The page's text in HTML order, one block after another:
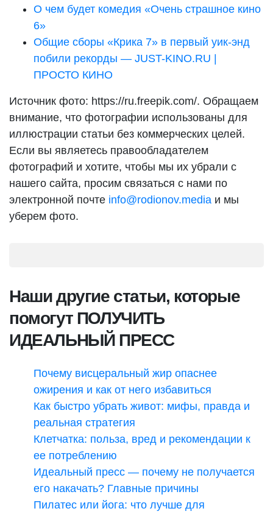
О чем будет комедия «Очень страшное кино
6»
Общие сборы «Крика 7» в первый уик-энд
побили рекорды — JUST-KINO.RU |
ПРОСТО КИНО
Источник фото: https://ru.freepik.com/. Обращаем
внимание, что фотографии использованы для
иллюстрации статьи без коммерческих целей.
Если вы являетесь правообладателем
фотографий и хотите, чтобы мы их убрали с
нашего сайта, просим связаться с нами по
электронной почте info@rodionov.media и мы
уберем фото.
Наши другие статьи, которые
помогут ПОЛУЧИТЬ
ИДЕАЛЬНЫЙ ПРЕСС
Почему висцеральный жир опаснее
ожирения и как от него избавиться
Как быстро убрать живот: мифы, правда и
реальная стратегия
Клетчатка: польза, вред и рекомендации к
ее потреблению
Идеальный пресс — почему не получается
его накачать? Главные причины
Пилатес или йога: что лучше для